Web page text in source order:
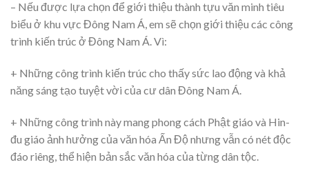
– Nếu được lựa chọn để giới thiệu thành tựu văn minh tiêu
biểu ở khu vực Đông Nam Á, em sẽ chọn giới thiệu các công
trình kiến trúc ở Đông Nam Á. Vì:
+ Những công trình kiến trúc cho thấy sức lao động và khả
năng sáng tạo tuyệt vời của cư dân Đông Nam Á.
+ Những công trình này mang phong cách Phật giáo và Hin-
đu giáo ảnh hưởng của văn hóa Ấn Độ nhưng vẫn có nét độc
đáo riêng, thể hiện bản sắc văn hóa của từng dân tộc.